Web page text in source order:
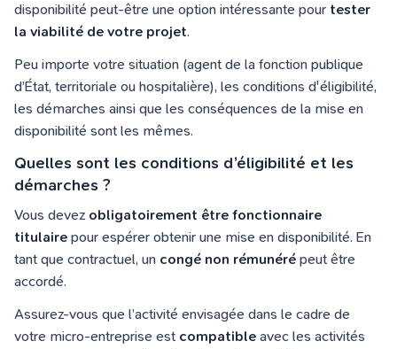
disponibilité peut-être une option intéressante pour tester
la viabilité de votre projet.
Peu importe votre situation (agent de la fonction publique
d’État, territoriale ou hospitalière), les conditions d'éligibilité,
les démarches ainsi que les conséquences de la mise en
disponibilité sont les mêmes.
Quelles sont les conditions d’éligibilité et les
démarches ?
Vous devez obligatoirement être fonctionnaire
titulaire pour espérer obtenir une mise en disponibilité. En
tant que contractuel, un congé non rémunéré peut être
accordé.
Assurez-vous que l’activité envisagée dans le cadre de
votre micro-entreprise est compatible avec les activités